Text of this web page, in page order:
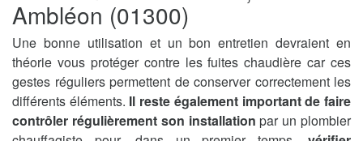
Ambléon (01300)
Une bonne utilisation et un bon entretien devraient en
théorie vous protéger contre les fuites chaudière car ces
gestes réguliers permettent de conserver correctement les
différents éléments. Il reste également important de faire
contrôler régulièrement son installation par un plombier